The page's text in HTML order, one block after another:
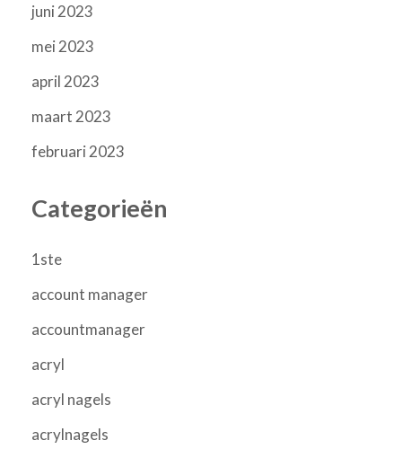
juni 2023
mei 2023
april 2023
maart 2023
februari 2023
Categorieën
1ste
account manager
accountmanager
acryl
acryl nagels
acrylnagels